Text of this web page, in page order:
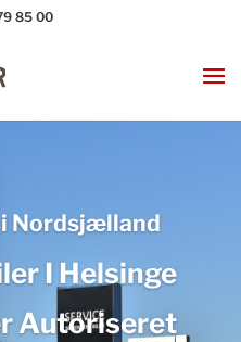
85 00
Nordsjælland
I Helsinge
Autoriseret